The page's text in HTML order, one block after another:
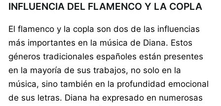
INFLUENCIA DEL FLAMENCO Y LA COPLA
El flamenco y la copla son dos de las influencias
más importantes en la música de Diana. Estos
géneros tradicionales españoles están presentes
en la mayoría de sus trabajos, no solo en la
música, sino también en la profundidad emocional
de sus letras. Diana ha expresado en numerosas